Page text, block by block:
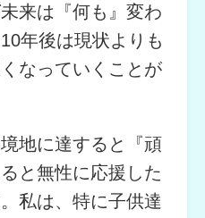
来は『何も』変わ
年後は現状よりも
なっていくことが
地に達すると『頑
と無性に応援した
私は、特に子供達